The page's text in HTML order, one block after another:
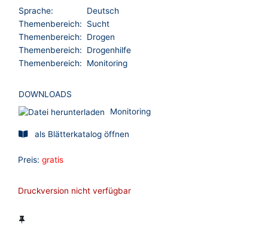
Sprache:
Deutsch
Themenbereich:
Sucht
Themenbereich:
Drogen
Themenbereich:
Drogenhilfe
Themenbereich:
Monitoring
DOWNLOADS
Monitoring
als Blätterkatalog öffnen
Preis: gratis
Druckversion nicht verfügbar